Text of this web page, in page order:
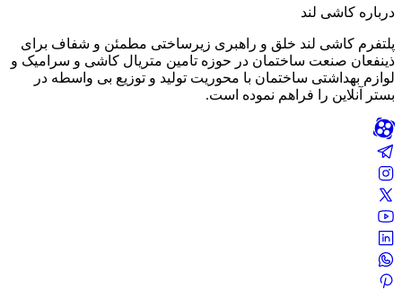
درباره کاشی لند
پلتفرم کاشی لند خلق و راهبری زیرساختی مطمئن و شفاف برای
ذینفعان صنعت ساختمان در حوزه تامین متریال کاشی و سرامیک و
لوازم بهداشتی ساختمان با محوریت تولید و توزیع بی واسطه در
بستر آنلاین را فراهم نموده است.